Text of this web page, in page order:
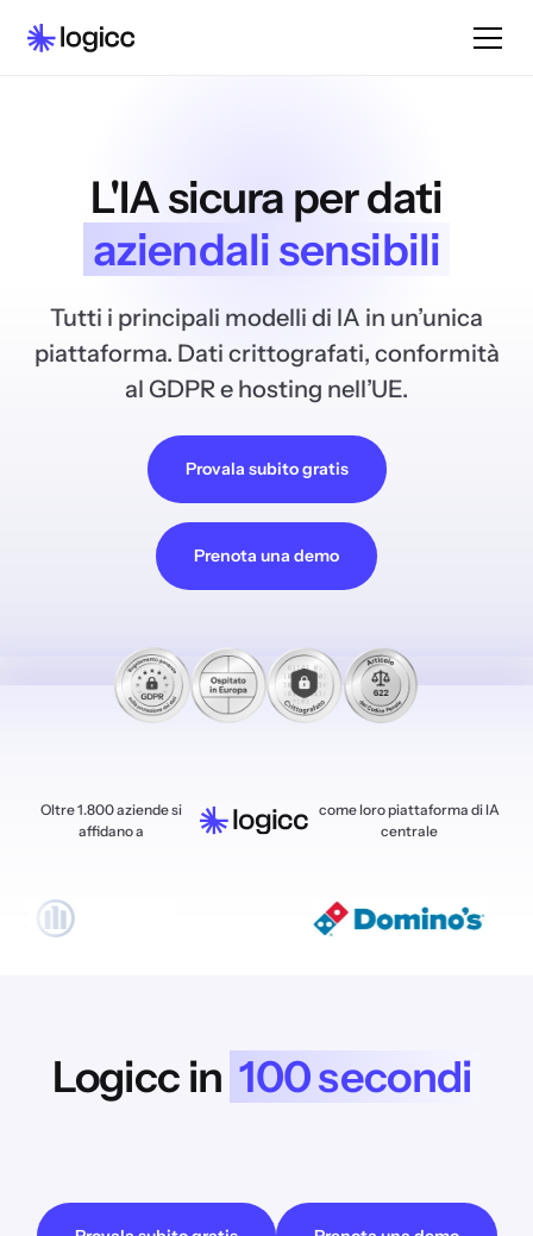
L'IA sicura per dati
aziendali sensibili
Tutti i principali modelli di IA in un’unica
piattaforma. Dati crittografati, conformità
al GDPR e hosting nell’UE.
Provala subito gratis
Prenota una demo
Oltre 1.800 aziende si
affidano a
come loro piattaforma di IA
centrale
Logicc in 100 secondi